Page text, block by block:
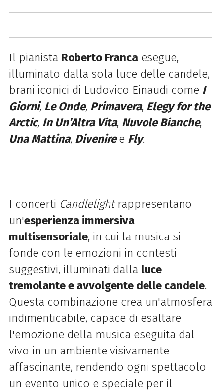
Il pianista Roberto Franca esegue,
illuminato dalla sola luce delle candele,
brani iconici di Ludovico Einaudi come I
Giorni, Le Onde, Primavera, Elegy for the
Arctic, In Un’Altra Vita, Nuvole Bianche,
Una Mattina, Diveniree Fly.
I concerti Candlelight rappresentano
un'esperienza immersiva
multisensoriale, in cui la musica si
fonde con le emozioni in contesti
suggestivi, illuminati dalla luce
tremolante e avvolgente delle candele.
Questa combinazione crea un'atmosfera
indimenticabile, capace di esaltare
l'emozione della musica eseguita dal
vivo in un ambiente visivamente
affascinante, rendendo ogni spettacolo
un evento unico e speciale per il